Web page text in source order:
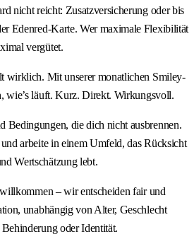
nicht reicht: Zusatzversicherung oder bis
Edenred-Karte. Wer maximale Flexibilität
vergütet.
wirklich. Mit unserer monatlichen Smiley-
wie’s läuft. Kurz. Direkt. Wirkungsvoll.
Bedingungen, die dich nicht ausbrennen.
arbeite in einem Umfeld, das Rücksicht
Wertschätzung lebt.
– wir entscheiden fair und
unabhängig von Alter, Geschlecht
oder Identität.